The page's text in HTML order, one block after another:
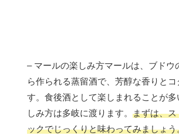
– マールの楽しみ方マールは、ブドウ
ら作られる蒸留酒で、芳醇な香りと
す。食後酒として楽しまれることが多
しみ方は多岐に渡ります。 まずは、
ックでじっくりと味わってみましょう